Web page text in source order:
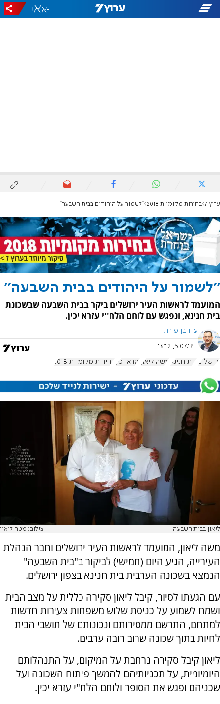
-
+
ערוץ 7 בחירות מקומיות 2018 ''לשמור על היהודים בבית השבעה''
''לשמור על היהודים בבית השבעה''
המועמד לראשות העיר ירושלים ביקר בבית השבעה שבשכונת
בית חנינא, ונפגש עם לוחם הלח''י עזרא יכין.
עדו בן פורת
5.07.18, 16:12
ירושלים בית חנינא משה ליאון עזרא יכין בחירות מקומיות 2018
ליאון בבית השבעה צילום: מטה ליאון
משה ליאון, המועמד לראשות העיר ירושלים וחבר הנהלת
העירייה, הגיע היום (חמישי) לביקור ב"בית השבעה"
הנמצא בשכונה הערבית בית חנינא בצפון ירושלים.
עם הגעתו לסיור, קיבל ליאון סקירה כללית על מצב הבית
ושמח לשמוע על כניסת שלוש משפחות צעירות חדשות
למתחם, התרשם ממסירותם ונכונותם של תושבי הבית
לחיות בתוך שכונה שרוב רובה ערבים.
ליאון קיבל סקירה נרחבת על המיקום, על התנהלותם
היומיומית, על תכניותיהם להמשך פיתוח השכונה ועל
שכניהם ופגש את הסופר ולוחם הלח"י עזרא יכין.